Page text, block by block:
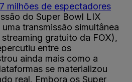
milhões de espectadores
do Super Bowl LIX
transmissão simultânea
gratuito da FOX),
entre os
ainda mais como a
se materializou
real. Embora os Super